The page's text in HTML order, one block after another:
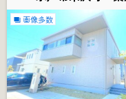
画像多数